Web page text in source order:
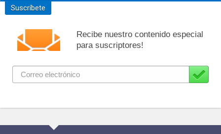
Suscríbete
Recibe nuestro contenido especial
para suscriptores!